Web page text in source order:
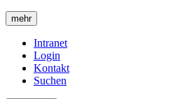
mehr
Intranet
Login
Kontakt
Suchen